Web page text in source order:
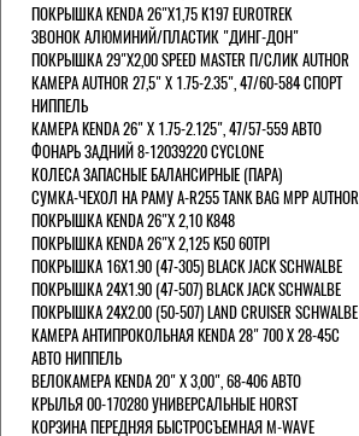
ПОКРЫШКА KENDA 26"Х1,75 K197 EUROTREK
ЗВОНОК АЛЮМИНИЙ/ПЛАСТИК "ДИНГ-ДОН"
ПОКРЫШКА 29"Х2,00 SPEED MASTER П/СЛИК AUTHOR
КАМЕРА AUTHOR 27,5" Х 1.75-2.35", 47/60-584 СПОРТ
НИППЕЛЬ
КАМЕРА KENDA 26" Х 1.75-2.125", 47/57-559 АВТО
ФОНАРЬ ЗАДНИЙ 8-12039220 CYCLONE
КОЛЕСА ЗАПАСНЫЕ БАЛАНСИРНЫЕ (ПАРА)
CУМКА-ЧЕХОЛ НА РАМУ A-R255 TANK BAG MPP AUTHOR
ПОКРЫШКА KENDA 26"Х 2,10 K848
ПОКРЫШКА KENDA 26"Х 2,125 K50 60TPI
ПОКРЫШКА 16X1.90 (47-305) BLACK JACK SCHWALBE
ПОКРЫШКА 24X1.90 (47-507) BLACK JACK SCHWALBE
ПОКРЫШКА 24X2.00 (50-507) LAND CRUISER SCHWALBE
КАМЕРА АНТИПРОКОЛЬНАЯ KENDA 28" 700 Х 28-45C
АВТО НИППЕЛЬ
ВЕЛОКАМЕРА KENDA 20" Х 3,00", 68-406 АВТО
КРЫЛЬЯ 00-170280 УНИВЕРСАЛЬНЫЕ HORST
КОРЗИНА ПЕРЕДНЯЯ БЫСТРОСЪЕМНАЯ M-WAVE